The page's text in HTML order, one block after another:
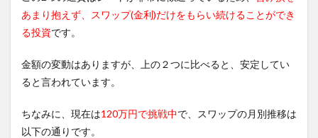
あまり抱えず、スワップ(金利)だけをもらい続けることができ
る投資です。
金額の変動はありますが、上の２つに比べると、安定してい
ると言われています。
ちなみに、現在は120万円で挑戦中で、スワップの月別推移は
以下の通りです。